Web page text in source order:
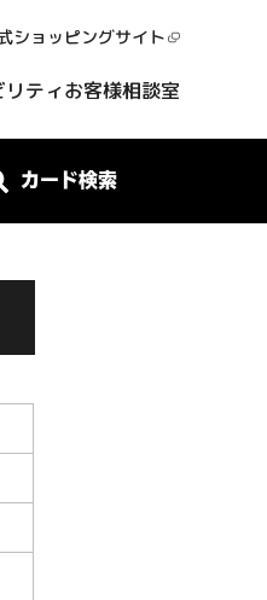
ショッピングサイト
ティお客様相談室
カード検索